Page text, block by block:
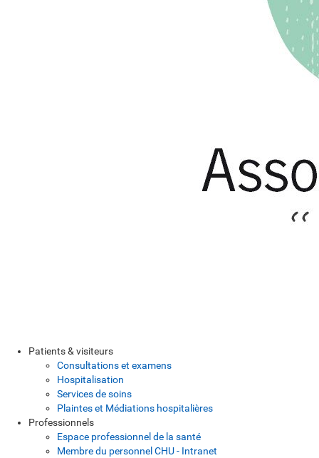
Patients & visiteurs
Consultations et examens
Hospitalisation
Services de soins
Plaintes et Médiations hospitalières
Professionnels
Espace professionnel de la santé
Membre du personnel CHU - Intranet